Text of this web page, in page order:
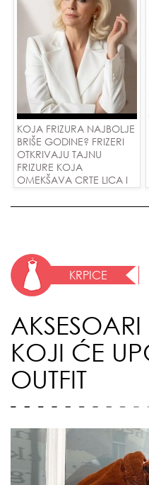
KOJA FRIZURA NAJBOLJE
BRIŠE GODINE? FRIZERI
OTKRIVAJU TAJNU
FRIZURE KOJA
OMEKŠAVA CRTE LICA I
JEDNOM POTEZU!
KRPICE
KOJI ĆE
OUTFIT